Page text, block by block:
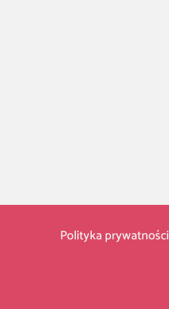
Polityka prywatności